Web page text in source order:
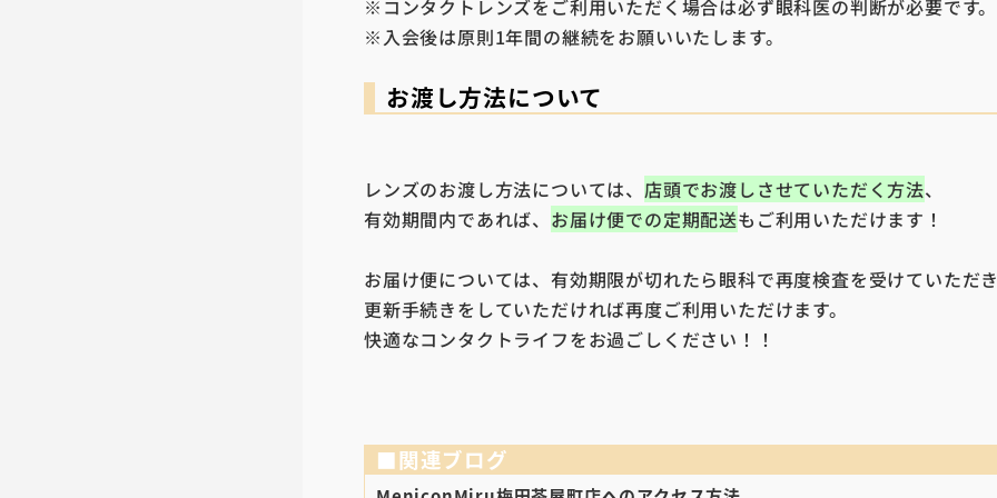
※コンタクトレンズをご利用いただく場合は必ず眼科医の判断が必要です。
※入会後は原則1年間の継続をお願いいたします。
お渡し方法について
レンズのお渡し方法については、店頭でお渡しさせていただく方法、
有効期間内であれば、 お届け便での定期配送もご利用いただけます！
お届け便については、有効期限が切れたら眼科で再度検査を受けていただ
更新手続きをしていただければ再度ご利用いただけます。
快適なコンタクトライフをお過ごしください！！
■関連ブログ